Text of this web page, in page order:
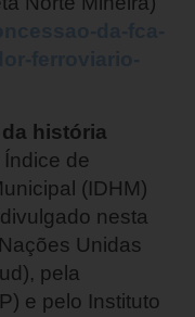
história
de
(IDHM)
nesta
Unidas
pela
e pelo Instituto